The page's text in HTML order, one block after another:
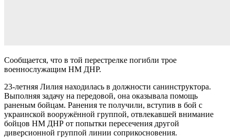
Сообщается, что в той перестрелке погибли трое
военнослужащим НМ ДНР.
23-летняя Лилия находилась в должности санинструктора.
Выполняя задачу на передовой, она оказывала помощь
раненым бойцам. Ранения те получили, вступив в бой с
украинской вооружённой группой, отвлекавшей внимание
бойцов НМ ДНР от попытки пересечения другой
диверсионной группой линии соприкосновения.